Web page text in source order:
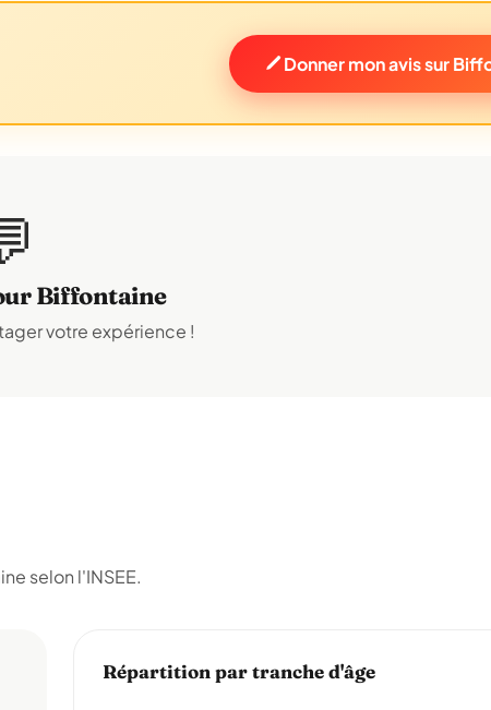
Donner mon avis sur
Biffontaine
votre expérience !
selon l'INSEE.
Répartition par tranche d'âge